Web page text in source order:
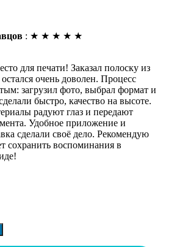
: ★ ★ ★ ★ ★
для печати! Заказал полоску из
очень доволен. Процесс
загрузил фото, выбрал формат и
быстро, качество на высоте.
радуют глаз и передают
Удобное приложение и
сделали своё дело. Рекомендую
сохранить воспоминания в